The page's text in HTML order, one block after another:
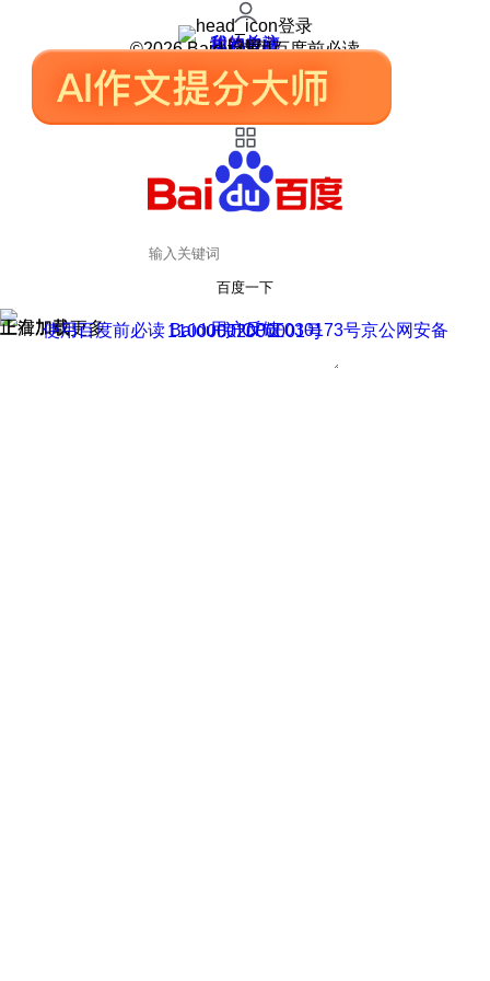
登录
我的关注
我的收藏
皮肤中心
用户反馈
设置
©2026 Baidu 使用百度前必读
百度一下
正在加载
上滑加载更多 用户反馈
使用百度前必读 Baidu 京ICP证030173号
京公网安备11000002000001号